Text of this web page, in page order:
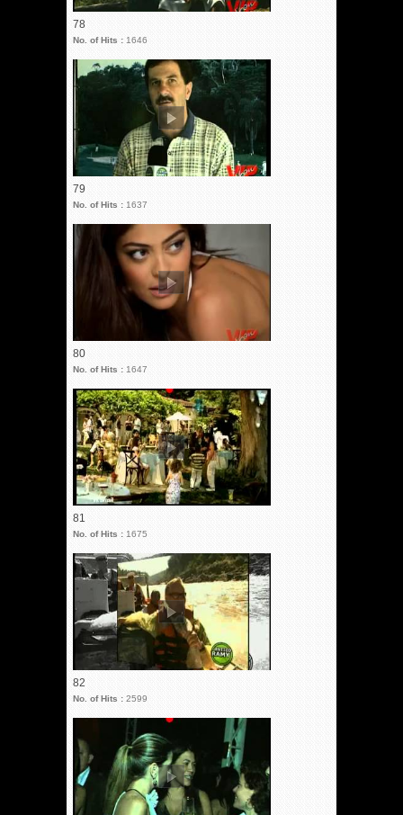
78
No. of Hits : 1646
79
No. of Hits : 1637
80
No. of Hits : 1647
81
No. of Hits : 1675
82
No. of Hits : 2599